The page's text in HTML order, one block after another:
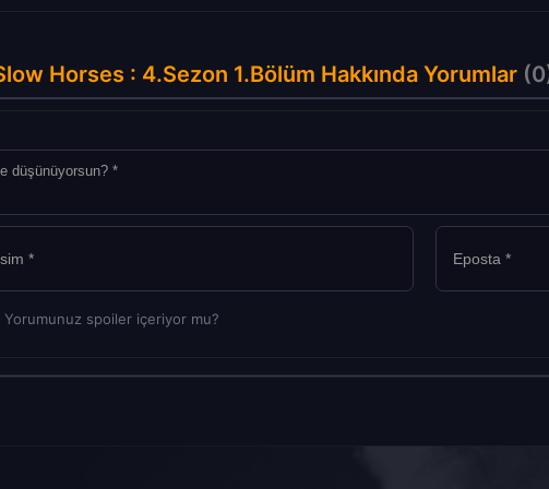
Horses : 4.Sezon 1.Bölüm Hakkında Yorumlar
Yorumunuz spoiler içeriyor mu?